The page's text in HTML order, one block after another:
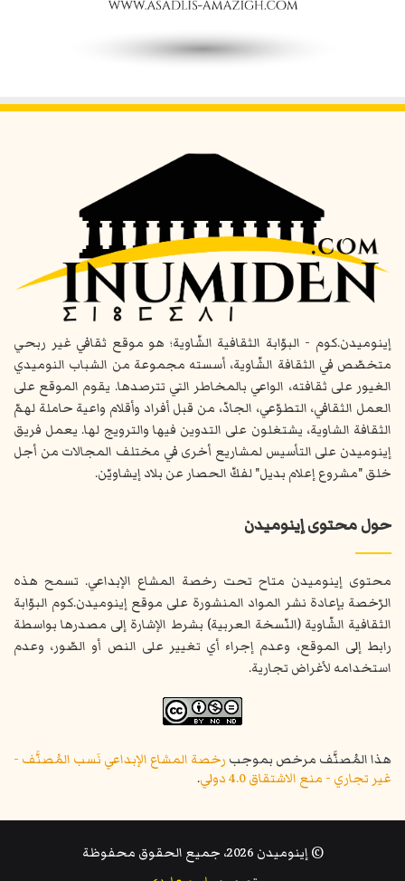
إينوميدن.كوم - البوّابة الثقافية الشّاوية؛ هو موقع ثقافي غير ربحي
متخصّص في الثقافة الشّاوية، أسسته مجموعة من الشباب النوميدي
الغيور على ثقافته، الواعي بالمخاطر التي تترصدها. يقوم الموقع على
العمل الثقافي، التطوّعي، الجادّ، من قبل أفراد وأقلام واعية حاملة لهمّ
الثقافة الشاوية، يشتغلون على التدوين فيها والترويج لها. يعمل فريق
إينوميدن على التأسيس لمشاريع أخرى في مختلف المجالات من أجل
خلق "مشروع إعلام بديل" لفكّ الحصار عن بلاد إيشاويّن.
حول محتوى إينوميدن
محتوى إينوميدن متاح تحت رخصة المشاع الإبداعي. تسمح هذه
الرّخصة بإعادة نشر المواد المنشورة على موقع إينوميدن.كوم البوّابة
الثقافية الشّاوية (النّسخة العربية) بشرط الإشارة إلى مصدرها بواسطة
رابط إلى الموقع، وعدم إجراء أي تغيير على النص أو الصّور، وعدم
استخدامه لأغراض تجارية.
هذا المُصنَّف مرخص بموجب رخصة المشاع الإبداعي نَسب المُصنَّف -
غير تجاري - منع الاشتقاق 4.0 دولي
.
© إينوميدن 2026، جميع الحقوق محفوظة